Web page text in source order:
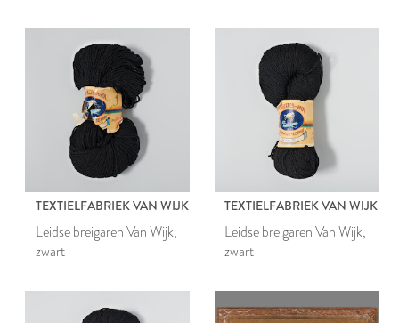
TEXTIELFABRIEK VAN WIJK
Leidse breigaren Van Wijk,
zwart
TEXTIELFABRIEK VAN WIJK
Leidse breigaren Van Wijk,
zwart